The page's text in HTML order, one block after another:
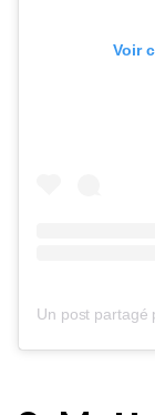
Voir